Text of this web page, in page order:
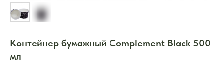
Контейнер бумажный Complement Black 500
мл